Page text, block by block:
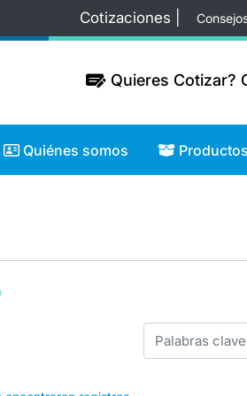
Cotizaciones |
Quieres Cotizar?
Quieres Cotizar?
Quiénes somos
Quiénes somos Productos
Productos